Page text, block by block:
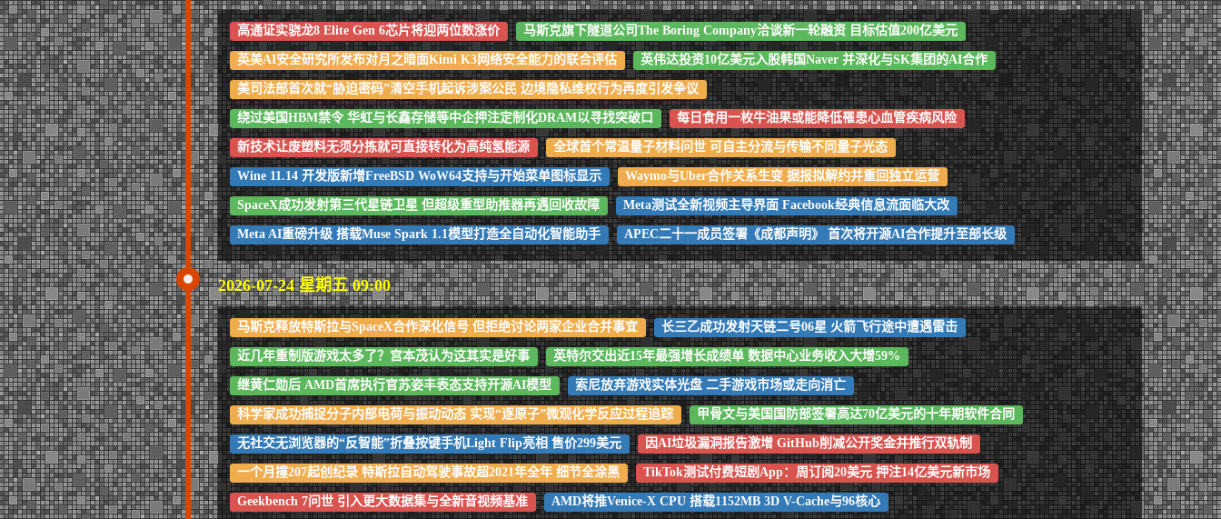
高通证实骁龙8 Elite Gen 6芯片将迎两位数涨价 马斯克旗下隧道公司The Boring Company洽谈新一轮融资 目标估值200亿美元
英美AI安全研究所发布对月之暗面Kimi K3网络安全能力的联合评估 英伟达投资10亿美元入股韩国Naver 并深化与SK集团的AI合作
美司法部首次就“胁迫密码”清空手机起诉涉案公民 边境隐私维权行为再度引发争议
绕过美国HBM禁令 华虹与长鑫存储等中企押注定制化DRAM以寻找突破口 每日食用一枚牛油果或能降低罹患心血管疾病风险
新技术让废塑料无须分拣就可直接转化为高纯氢能源 全球首个常温量子材料问世 可自主分流与传输不同量子光态
Wine 11.14 开发版新增FreeBSD WoW64支持与开始菜单图标显示 Waymo与Uber合作关系生变 据报拟解约并重回独立运营
SpaceX成功发射第三代星链卫星 但超级重型助推器再遇回收故障 Meta测试全新视频主导界面 Facebook经典信息流面临大改
Meta AI重磅升级 搭载Muse Spark 1.1模型打造全自动化智能助手 APEC二十一成员签署《成都声明》 首次将开源AI合作提升至部长级
2026-07-24 星期五 09:00
马斯克释放特斯拉与SpaceX合作深化信号 但拒绝讨论两家企业合并事宜 长三乙成功发射天链二号06星 火箭飞行途中遭遇雷击
近几年重制版游戏太多了？宫本茂认为这其实是好事 英特尔交出近15年最强增长成绩单 数据中心业务收入大增59%
继黄仁勋后 AMD首席执行官苏姿丰表态支持开源AI模型 索尼放弃游戏实体光盘 二手游戏市场或走向消亡
科学家成功捕捉分子内部电荷与振动动态 实现“逐原子”微观化学反应过程追踪 甲骨文与美国国防部签署高达70亿美元的十年期软件合同
无社交无浏览器的“反智能”折叠按键手机Light Flip亮相 售价299美元 因AI垃圾漏洞报告激增 GitHub削减公开奖金并推行双轨制
一个月撞207起创纪录 特斯拉自动驾驶事故超2021年全年 细节全涂黑 TikTok测试付费短剧App：周订阅20美元 押注14亿美元新市场
Geekbench 7问世 引入更大数据集与全新音视频基准 AMD将推Venice-X CPU 搭载1152MB 3D V-Cache与96核心